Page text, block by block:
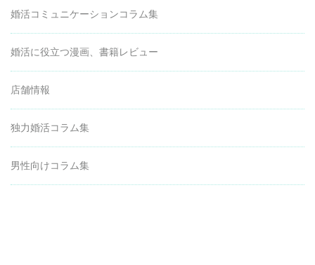
婚活コミュニケーションコラム集
婚活に役立つ漫画、書籍レビュー
店舗情報
独力婚活コラム集
男性向けコラム集